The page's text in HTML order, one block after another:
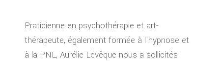
Praticienne en psychothérapie et art-
thérapeute, également formée à l'hypnose et
à la PNL, Aurélie Lévêque nous a sollicités